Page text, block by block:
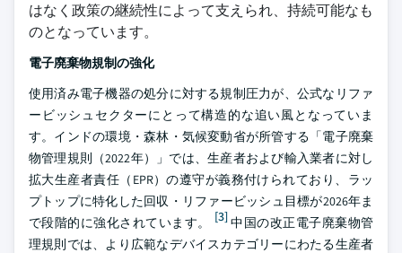
はなく政策の継続性によって支えられ、持続可能なも
のとなっています。
電子廃棄物規制の強化
使用済み電子機器の処分に対する規制圧力が、公式なリファ
ービッシュセクターにとって構造的な追い風となっていま
す。インドの環境・森林・気候変動省が所管する「電子廃棄
物管理規則（2022年）」では、生産者および輸入業者に対し
拡大生産者責任（EPR）の遵守が義務付けられており、ラッ
プトップに特化した回収・リファービッシュ目標が2026年ま
で段階的に強化されています。
[3]中国の改正電子廃棄物管
理規則では、より広範なデバイスカテゴリーにわたる生産者